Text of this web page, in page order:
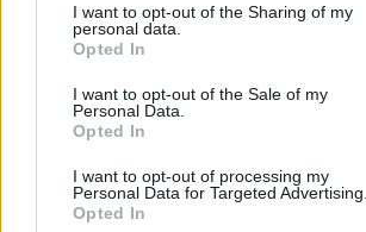
de su consentimiento, pero usted tiene el
rechazar tal procesamiento. Sus
cualquier momento entrando de nuevo en
visitando nuestra política de privacidad.
I want to opt-out of the Sharing of my
personal data.
Opted In
I want to opt-out of the Sale of my
Personal Data.
Opted In
I want to opt-out of processing my
Personal Data for Targeted Advertising.
Opted In